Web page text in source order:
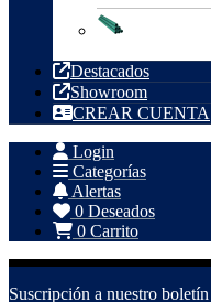
Destacados
Showroom
CREAR CUENTA
Login
Categorías
Alertas
0 Deseados
0 Carrito
Suscripción a nuestro boletín